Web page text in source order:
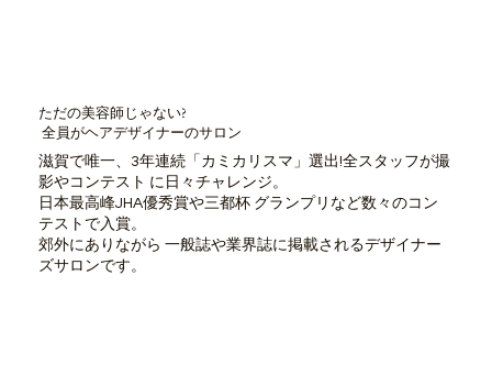
ただの美容師じゃない?
全員がヘアデザイナーのサロン
滋賀で唯一、3年連続「カミカリスマ」選出!全スタッフが撮
影やコンテスト に日々チャレンジ。
日本最高峰JHA優秀賞や三都杯 グランプリなど数々のコン
テストで入賞。
郊外にありながら 一般誌や業界誌に掲載されるデザイナー
ズサロンです。